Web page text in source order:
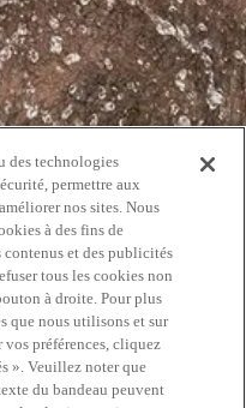
des technologies
permettre aux
nos sites. Nous
à des fins de
et des publicités
tous les cookies non
à droite. Pour plus
que nous utilisons et sur
vos préférences, cliquez
». Veuillez noter que
du bandeau peuvent